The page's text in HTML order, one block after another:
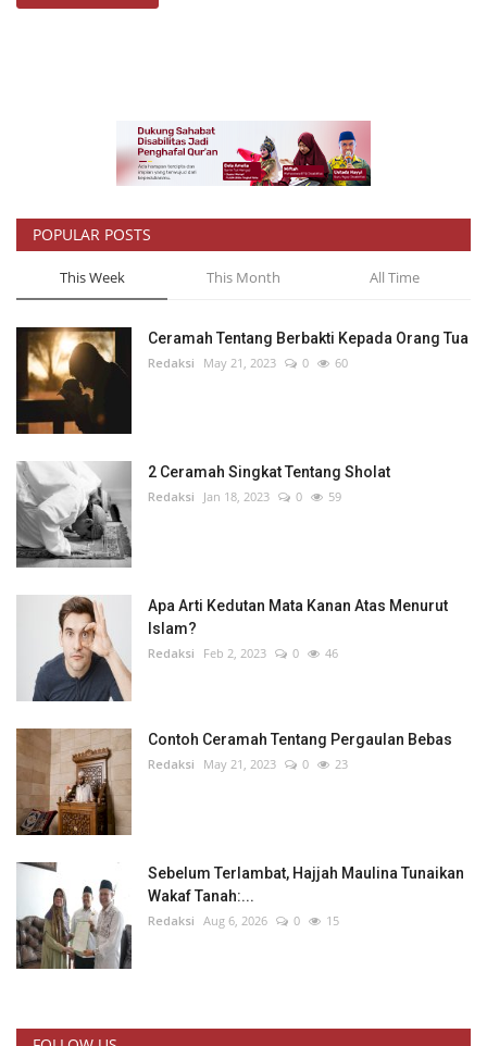
POPULAR POSTS
This Week This Month All Time
Ceramah Tentang Berbakti Kepada Orang Tua
Redaksi May 21, 2023 0 60
2 Ceramah Singkat Tentang Sholat
Redaksi Jan 18, 2023 0 59
Apa Arti Kedutan Mata Kanan Atas Menurut
Islam?
Redaksi Feb 2, 2023 0 46
Contoh Ceramah Tentang Pergaulan Bebas
Redaksi May 21, 2023 0 23
Sebelum Terlambat, Hajjah Maulina Tunaikan
Wakaf Tanah:...
Redaksi Aug 6, 2026 0 15